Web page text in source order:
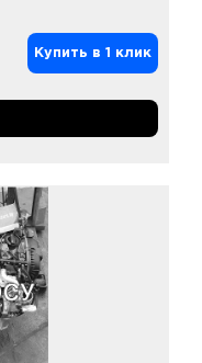
Купить в 1 клик